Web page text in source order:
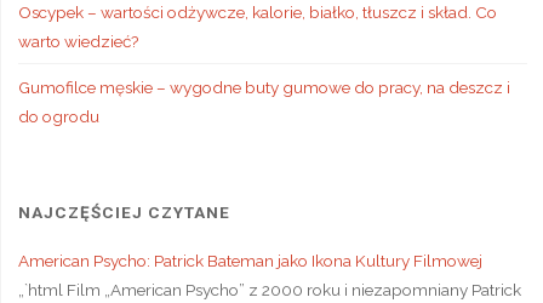
Oscypek – wartości odżywcze, kalorie, białko, tłuszcz i skład. Co
warto wiedzieć?
Gumofilce męskie – wygodne buty gumowe do pracy, na deszcz i
do ogrodu
NAJCZĘŚCIEJ CZYTANE
American Psycho: Patrick Bateman jako Ikona Kultury Filmowej
„`html Film „American Psycho” z 2000 roku i niezapomniany Patrick